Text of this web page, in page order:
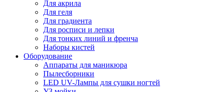
Для акрила
Для геля
Для градиента
Для росписи и лепки
Для тонких линий и френча
Наборы кистей
Оборудование
Аппараты для маникюра
Пылесборники
LED UV-Лампы для сушки ногтей